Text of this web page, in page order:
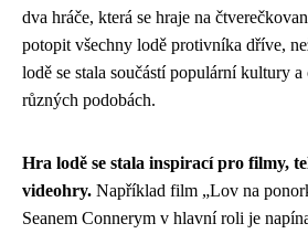
dva hráče, která se hraje na
potopit všechny lodě protivníka dříve,
lodě se stala součástí populární kultury
různých podobách.
Hra lodě se stala inspirací pro filmy,
videohry. Například film „Lov na
Seanem Connerym v hlavní roli je